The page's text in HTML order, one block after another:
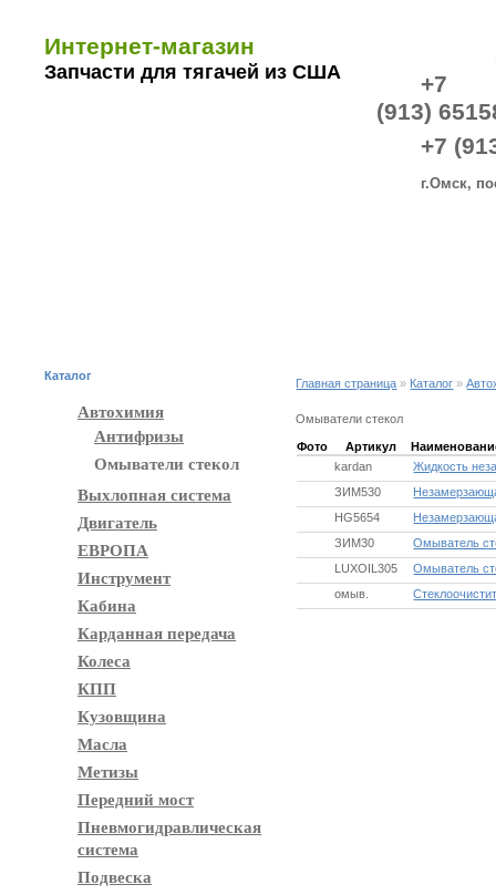
Интернет-магазин
Запчасти для тягачей из США
+7
(913)
+7
г.Омск,
Каталог
Автохимия
Антифризы
Омыватели стекол
Выхлопная система
Двигатель
ЕВРОПА
Инструмент
Кабина
Карданная передача
Колеса
КПП
Кузовщина
Масла
Метизы
Передний мост
Пневмогидравлическая
система
Подвеска
Главная страница » Каталог »
Омыватели стекол
Фото Артикул
kardan
Жидкость
ЗИМ530
HG5654
ЗИМ30
Омыватель
LUXOIL305
Омыватель
омыв.